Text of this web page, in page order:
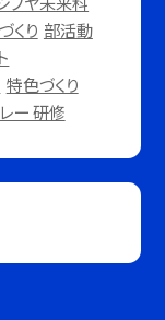
くり 部活動
特色づくり
ー 研修